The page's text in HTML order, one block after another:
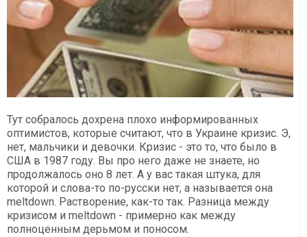
Тут собралось дохрена плохо информированных
оптимистов, которые считают, что в Украине кризис. Э,
нет, мальчики и девочки. Кризис - это то, что было в
США в 1987 году. Вы про него даже не знаете, но
продолжалось оно 8 лет. А у вас такая штука, для
которой и слова-то по-русски нет, а называется она
meltdown. Растворение, как-то так. Разница между
кризисом и meltdown - примерно как между
полноценным дерьмом и поносом.